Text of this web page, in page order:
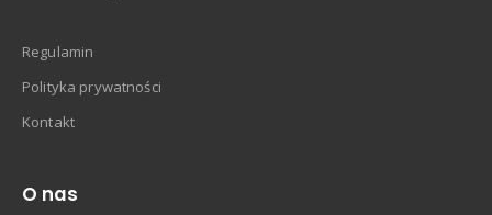
Regulamin
Polityka prywatności
Kontakt
O nas